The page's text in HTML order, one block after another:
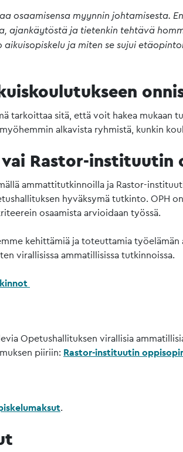
osaamisensa myynnin johtamisesta.
ajankäytöstä ja tietenkin tehtävä
ja miten se sujui
tarkoittaa sitä, että voit hakea mukaan
alkavista ryhmistä, kunkin
Rastor-instituutin
ammattitutkinnoilla ja Rastor-
hyväksymä tutkinto. OPH
osaamista arvioidaan työssä.
kehittämiä ja toteuttamia
virallisissa ammatillisissa tutkinnoissa.
Opetushallituksen virallisia
piiriin: Rastor-instituutin
.